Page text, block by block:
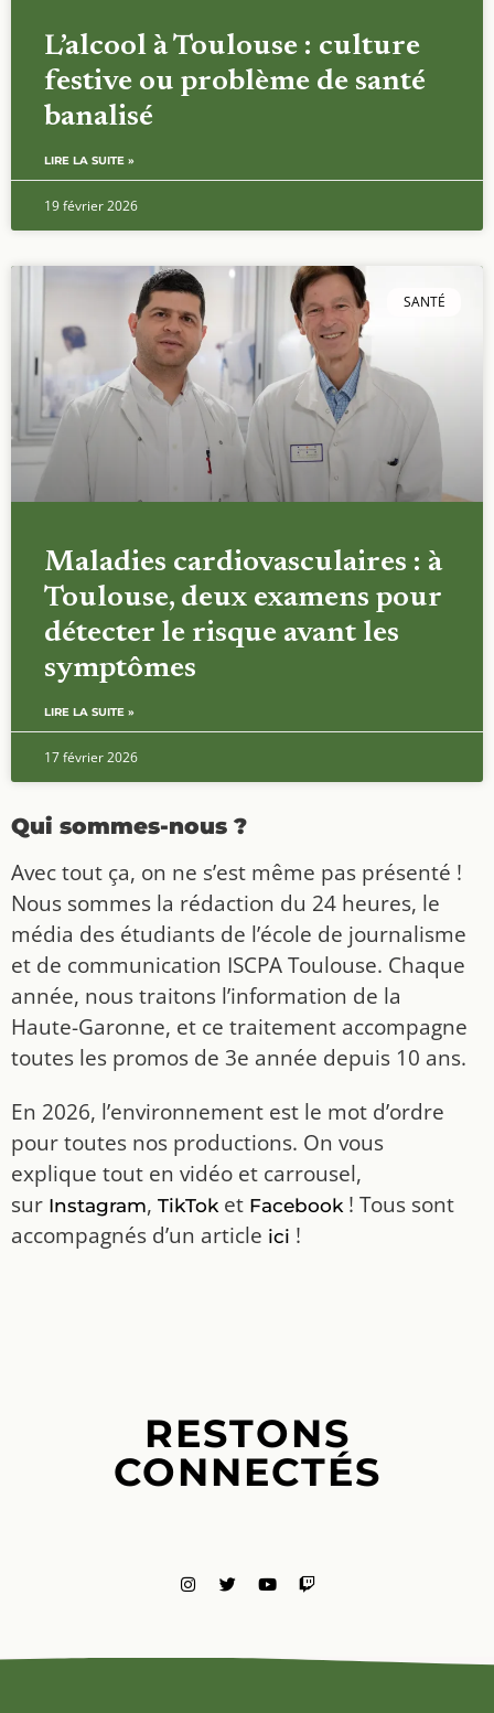
L’alcool à Toulouse : culture
festive ou problème de santé
banalisé
LIRE LA SUITE »
19 février 2026
SANTÉ
Maladies cardiovasculaires : à
Toulouse, deux examens pour
détecter le risque avant les
symptômes
LIRE LA SUITE »
17 février 2026
Qui sommes-nous ?
Avec tout ça, on ne s’est même pas présenté !
Nous sommes la rédaction du 24 heures, le
média des étudiants de l’école de journalisme
et de communication ISCPA Toulouse. Chaque
année, nous traitons l’information de la
Haute-Garonne, et ce traitement accompagne
toutes les promos de 3e année depuis 10 ans.
En 2026, l’environnement est le mot d’ordre
pour toutes nos productions. On vous
explique tout en vidéo et carrousel,
sur Instagram, TikToket Facebook! Tous sont
accompagnés d’un article ici !
RESTONS
CONNECTÉS